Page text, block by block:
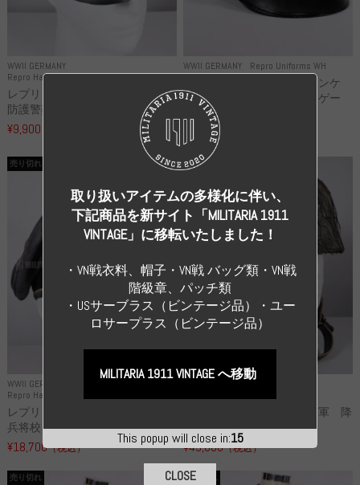
WWII GERMANY
Repro Hat and Cap Police and other
レプリカ ドイツ秩序警察 都市
防護警察 クラッシュキャップ...
¥9,900
WWII GERMANY Repro Uniforms WH
レプリカ ミヒャエル・ヤンケ
製 国家元帥 ヘルマン・ゲー
¥55,000
WWII GERMANY
Repro Hat and Cap SS and WSS
売り切れ
レプリカ 武装親衛隊 WSS 歩
兵将校 クラッシュキャップ ...
¥18,700（税込）
WWII GERMANY
売り切れ
高品質レプリカ ドイツ空軍 降
下猟兵 ヘルメット
¥49,800（税込）
売り切れ 売り切れ
This popup will close in:15
取り扱いアイテムの多様化に伴い、
下記商品を新サイト「MILITARIA 1911
VINTAGE」に移転いたしました！
・VN戦衣料、帽子・VN戦 バッグ類・VN戦
階級章、パッチ類
・USサーブラス（ビンテージ品）・ユー
ロサープラス（ビンテージ品）
MILITARIA 1911 VINTAGE へ移動
CLOSE